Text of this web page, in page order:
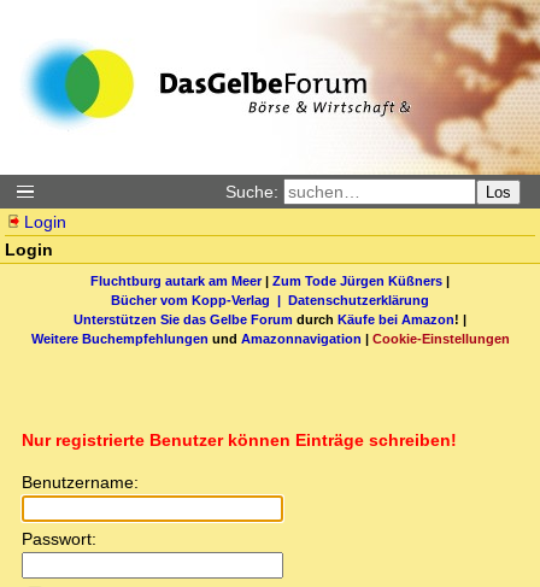
Suche: Los
Login
Login
Fluchtburg autark am Meer| Zum Tode Jürgen Küßners |
Bücher vom Kopp-Verlag | Datenschutzerklärung
Unterstützen Sie das Gelbe Forum durch Käufe bei Amazon! |
Weitere Buchempfehlungen und Amazonnavigation | Cookie-Einstellungen
Nur registrierte Benutzer können Einträge schreiben!
Benutzername:
Passwort: